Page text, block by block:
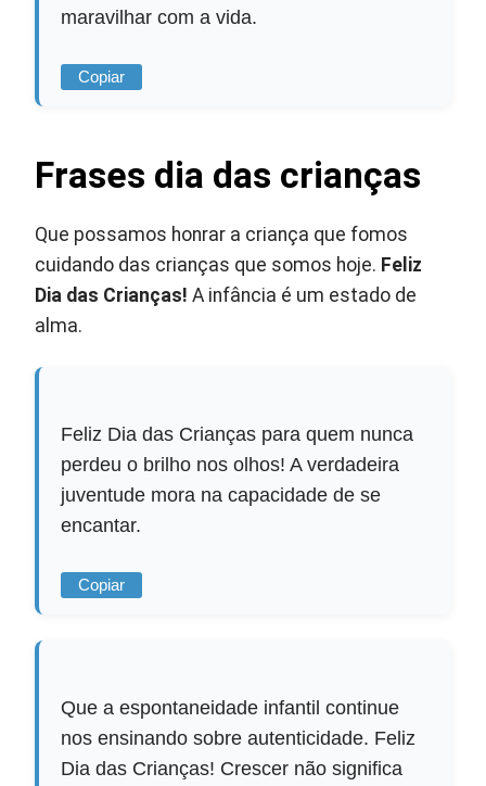
maravilhar com a vida.
Copiar
Frases dia das crianças
Que possamos honrar a criança que fomos
cuidando das crianças que somos hoje. Feliz
Dia das Crianças! A infância é um estado de
alma.
Feliz Dia das Crianças para quem nunca
perdeu o brilho nos olhos! A verdadeira
juventude mora na capacidade de se
encantar.
Copiar
Que a espontaneidade infantil continue
nos ensinando sobre autenticidade. Feliz
Dia das Crianças! Crescer não significa